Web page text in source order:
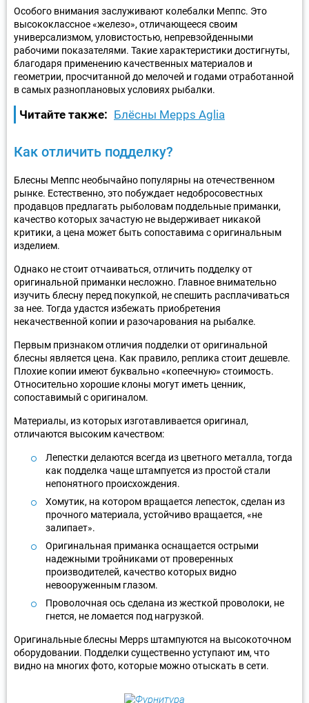
Особого внимания заслуживают колебалки Меппс. Это
высококлассное «железо», отличающееся своим
универсализмом, уловистостью, непревзойденными
рабочими показателями. Такие характеристики достигнуты,
благодаря применению качественных материалов и
геометрии, просчитанной до мелочей и годами отработанной
в самых разноплановых условиях рыбалки.
Читайте также: Блёсны Mepps Aglia
Как отличить подделку?
Блесны Меппс необычайно популярны на отечественном
рынке. Естественно, это побуждает недобросовестных
продавцов предлагать рыболовам поддельные приманки,
качество которых зачастую не выдерживает никакой
критики, а цена может быть сопоставима с оригинальным
изделием.
Однако не стоит отчаиваться, отличить подделку от
оригинальной приманки несложно. Главное внимательно
изучить блесну перед покупкой, не спешить расплачиваться
за нее. Тогда удастся избежать приобретения
некачественной копии и разочарования на рыбалке.
Первым признаком отличия подделки от оригинальной
блесны является цена. Как правило, реплика стоит дешевле.
Плохие копии имеют буквально «копеечную» стоимость.
Относительно хорошие клоны могут иметь ценник,
сопоставимый с оригиналом.
Материалы, из которых изготавливается оригинал,
отличаются высоким качеством:
Лепестки делаются всегда из цветного металла, тогда
как подделка чаще штампуется из простой стали
непонятного происхождения.
Хомутик, на котором вращается лепесток, сделан из
прочного материала, устойчиво вращается, «не
залипает».
Оригинальная приманка оснащается острыми
надежными тройниками от проверенных
производителей, качество которых видно
невооруженным глазом.
Проволочная ось сделана из жесткой проволоки, не
гнется, не ломается под нагрузкой.
Оригинальные блесны Mepps штампуются на высокоточном
оборудовании. Подделки существенно уступают им, что
видно на многих фото, которые можно отыскать в сети.